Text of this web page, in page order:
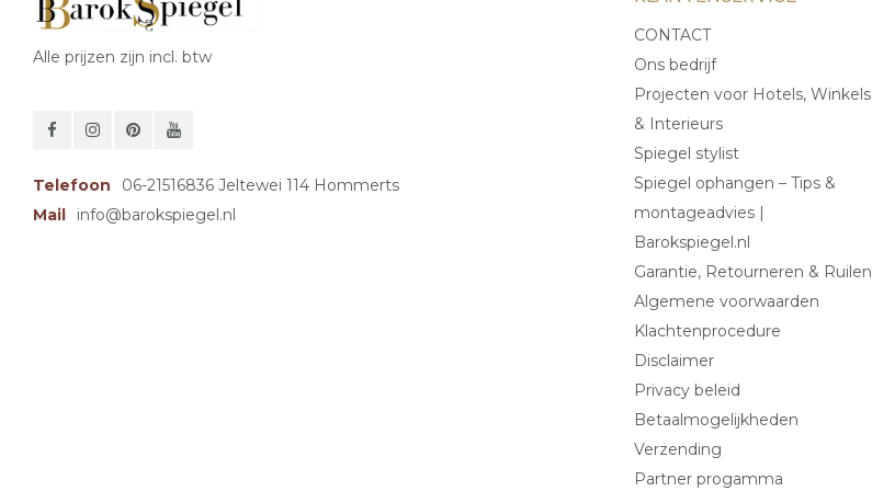
Alle prijzen zijn incl. btw
Telefoon
06-21516836 Jeltewei 114 Hommerts
Mail
info@barokspiegel.nl
CONTACT
Ons bedrijf
Projecten voor Hotels, Winkels
& Interieurs
Spiegel stylist
Spiegel ophangen – Tips &
montageadvies |
Barokspiegel.nl
Garantie, Retourneren & Ruilen
Algemene voorwaarden
Klachtenprocedure
Disclaimer
Privacy beleid
Betaalmogelijkheden
Verzending
Partner progamma